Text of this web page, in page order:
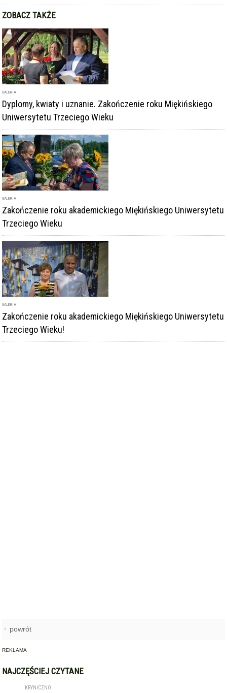
ZOBACZ TAKŻE
GALERIA
Dyplomy, kwiaty i uznanie. Zakończenie roku Miękińskiego
Uniwersytetu Trzeciego Wieku
GALERIA
Zakończenie roku akademickiego Miękińskiego Uniwersytetu
Trzeciego Wieku
GALERIA
Zakończenie roku akademickiego Miękińskiego Uniwersytetu
Trzeciego Wieku!
powrót
REKLAMA
NAJCZĘŚCIEJ CZYTANE
KRYNICZNO